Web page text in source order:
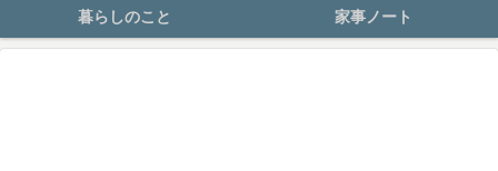
暮らしのこと
家事ノート